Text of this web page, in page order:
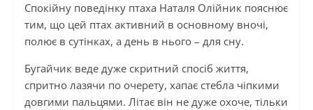
Спокійну поведінку птаха Наталя Олійник пояснює
тим, що цей птах активний в основному вночі,
полює в сутінках, а день в нього – для сну.
Бугайчик веде дуже скритний спосіб життя,
спритно лазячи по очерету, хапає стебла чіпкими
довгими пальцями. Літає він не дуже охоче, тільки